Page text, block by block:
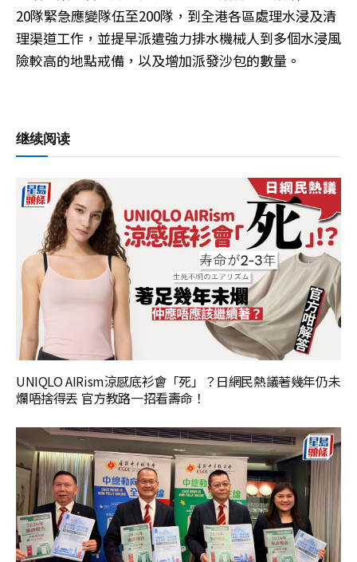
20隊緊急應變隊伍至200隊，到全港各區處理水浸及清
理渠道工作，並提早派遣強力排水機械人到多個水浸風
險較高的地點戒備，以及增加派發沙包的數量。
继续阅读
UNIQLO AIRism涼感底衫會「死」？日網民熱議著幾年仍未
爛唔捨得丟 官方教路一招看壽命！